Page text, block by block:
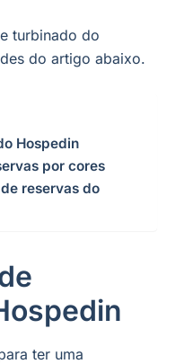
turbinado do
do artigo abaixo.
Hospedin
por cores
reservas do
ter uma